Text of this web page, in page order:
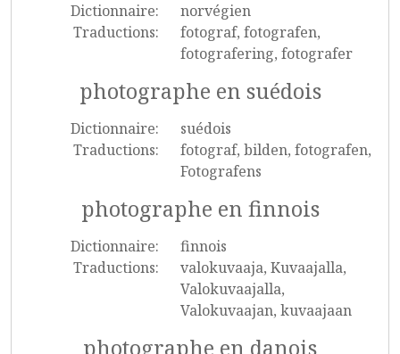
Dictionnaire:
norvégien
Traductions:
fotograf, fotografen,
fotografering, fotografer
photographe en suédois
Dictionnaire:
suédois
Traductions:
fotograf, bilden, fotografen,
Fotografens
photographe en finnois
Dictionnaire:
finnois
Traductions:
valokuvaaja, Kuvaajalla,
Valokuvaajalla,
Valokuvaajan, kuvaajaan
photographe en danois